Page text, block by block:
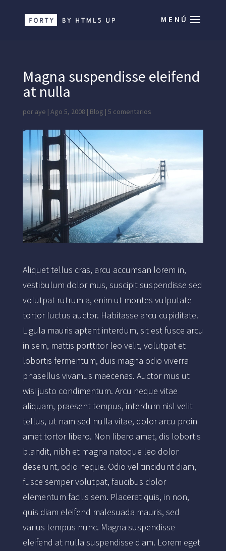
Magna suspendisse eleifend
at nulla
por aye | Ago 5, 2008 | Blog | 5 comentarios
Aliquet tellus cras, arcu accumsan lorem in,
vestibulum dolor mus, suscipit suspendisse sed
volutpat rutrum a, enim ut montes vulputate
tortor luctus auctor. Habitasse arcu cupiditate.
Ligula mauris aptent interdum, sit est fusce arcu
in sem, mattis porttitor leo velit, volutpat et
lobortis fermentum, duis magna odio viverra
phasellus vivamus maecenas. Auctor mus ut
wisi justo condimentum. Arcu neque vitae
aliquam, praesent tempus, interdum nisl velit
tellus, ut nam sed nulla vitae, dolor arcu proin
amet tortor libero. Non libero amet, dis lobortis
blandit, nibh et magna natoque leo dolor
deserunt, odio neque. Odio vel tincidunt diam,
fusce semper volutpat, faucibus dolor
elementum facilis sem. Placerat quis, in non,
quis diam eleifend malesuada mauris, sed
varius tempus nunc. Magna suspendisse
eleifend at nulla suspendisse diam. Lorem eget